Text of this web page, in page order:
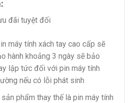
đãi tuyệt đối
máy tính xách tay cao cấp sẽ
hành khoảng 3 ngày sẽ bảo
lập tức đối với pin máy tính
nếu có lỗi phát sinh
phẩm thay thế là pin máy tính